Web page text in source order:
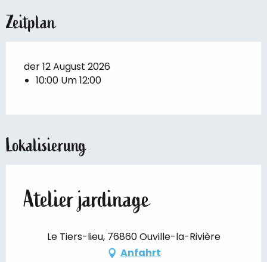
Zeitplan
der 12 August 2026
10:00 Um 12:00
Lokalisierung
Atelier jardinage
Le Tiers-lieu, 76860 Ouville-la-Rivière
Anfahrt